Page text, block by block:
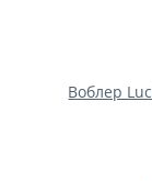
Воблер